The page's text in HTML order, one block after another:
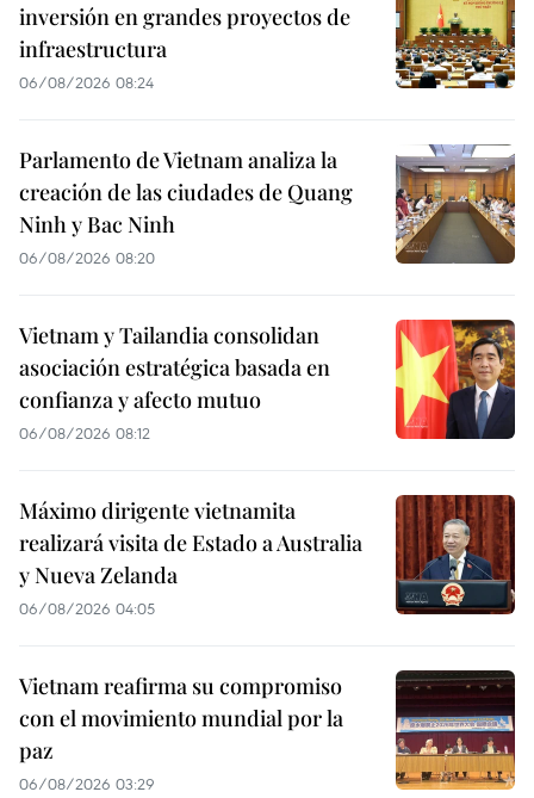
inversión en grandes proyectos de
infraestructura
06/08/2026 08:24
Parlamento de Vietnam analiza la
creación de las ciudades de Quang
Ninh y Bac Ninh
06/08/2026 08:20
Vietnam y Tailandia consolidan
asociación estratégica basada en
confianza y afecto mutuo
06/08/2026 08:12
Máximo dirigente vietnamita
realizará visita de Estado a Australia
y Nueva Zelanda
06/08/2026 04:05
Vietnam reafirma su compromiso
con el movimiento mundial por la
paz
06/08/2026 03:29